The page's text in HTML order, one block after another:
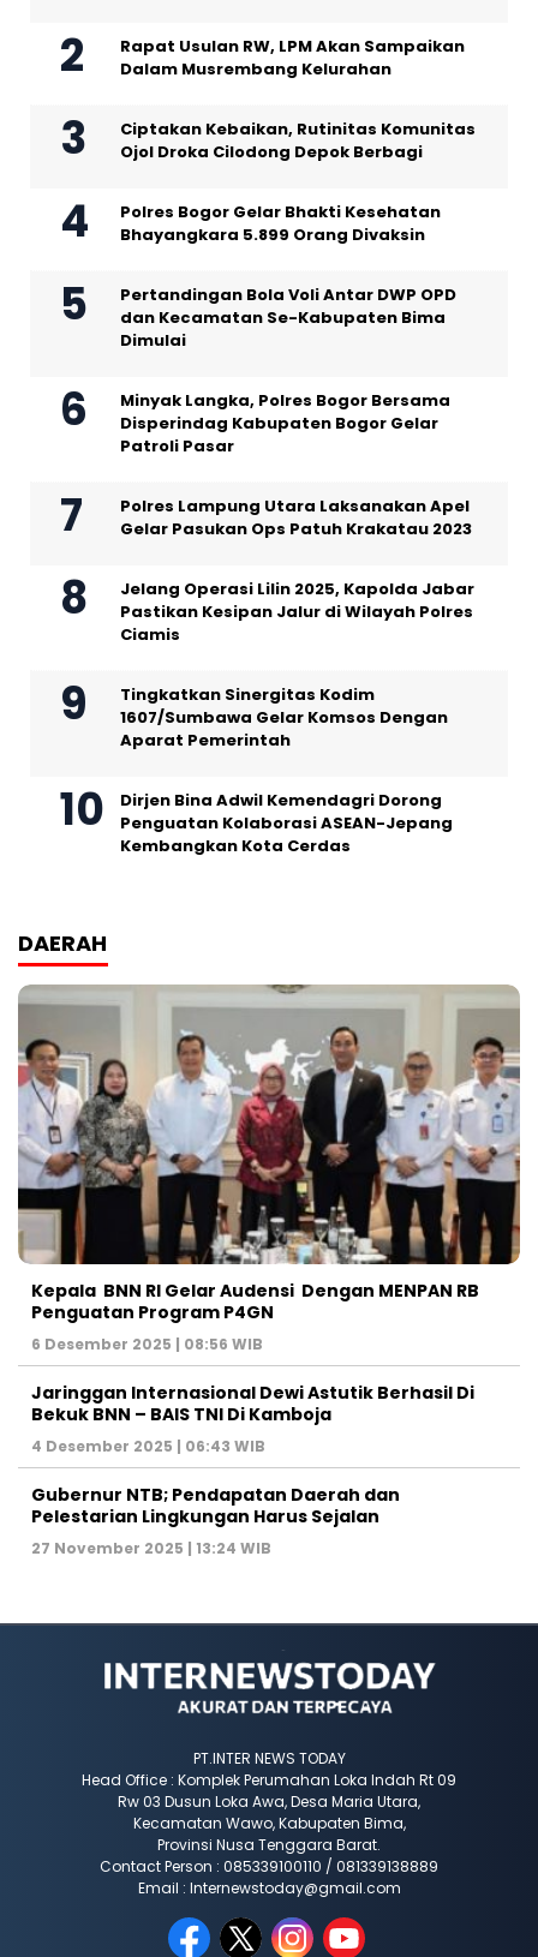
Rapat Usulan RW, LPM Akan Sampaikan
Dalam Musrembang Kelurahan
Ciptakan Kebaikan, Rutinitas Komunitas
Ojol Droka Cilodong Depok Berbagi
Polres Bogor Gelar Bhakti Kesehatan
Bhayangkara 5.899 Orang Divaksin
Pertandingan Bola Voli Antar DWP OPD
dan Kecamatan Se-Kabupaten Bima
Dimulai
Minyak Langka, Polres Bogor Bersama
Disperindag Kabupaten Bogor Gelar
Patroli Pasar
Polres Lampung Utara Laksanakan Apel
Gelar Pasukan Ops Patuh Krakatau 2023
Jelang Operasi Lilin 2025, Kapolda Jabar
Pastikan Kesipan Jalur di Wilayah Polres
Ciamis
Tingkatkan Sinergitas Kodim
1607/Sumbawa Gelar Komsos Dengan
Aparat Pemerintah
Dirjen Bina Adwil Kemendagri Dorong
Penguatan Kolaborasi ASEAN-Jepang
Kembangkan Kota Cerdas
DAERAH
Kepala BNN RI Gelar Audensi Dengan MENPAN RB
Penguatan Program P4GN
6 Desember 2025 | 08:56 WIB
Jaringgan Internasional Dewi Astutik Berhasil Di
Bekuk BNN – BAIS TNI Di Kamboja
4 Desember 2025 | 06:43 WIB
Gubernur NTB; Pendapatan Daerah dan
Pelestarian Lingkungan Harus Sejalan
27 November 2025 | 13:24 WIB
PT.INTER NEWS TODAY
Head Office : Komplek Perumahan Loka Indah Rt 09
Rw 03 Dusun Loka Awa, Desa Maria Utara,
Kecamatan Wawo, Kabupaten Bima,
Provinsi Nusa Tenggara Barat.
Contact Person : 085339100110 / 081339138889
Email : Internewstoday@gmail.com